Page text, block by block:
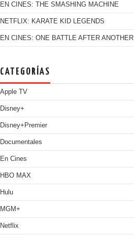
EN CINES: THE SMASHING MACHINE
NETFLIX: KARATE KID LEGENDS
EN CINES: ONE BATTLE AFTER ANOTHER
CATEGORÍAS
Apple TV
Disney+
Disney+Premier
Documentales
En Cines
HBO MAX
Hulu
MGM+
Netflix